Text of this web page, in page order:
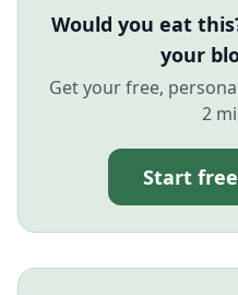
Would you eat
your
Get your free,
2
Start